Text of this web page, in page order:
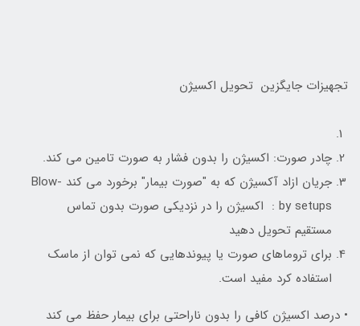
تجهیزات جایگزین تحویل اکسیژن
چادر صورت: اکسیژن را بدون فشار به صورت تامین می کند.
جریان ازاد آکسیژن که به "صورت بیمار" برخورد می کند Blow-
by setups : اکسیژن را در نزدیکی صورت بدون تماس
مستقیم تحویل دهید
برای تروماهای صورت یا پیوندهایی که نمی توان از ماسک
استفاده کرد مفید است.
• درصد اکسیژن کافی را بدون ناراحتی برای بیمار حفظ می کند